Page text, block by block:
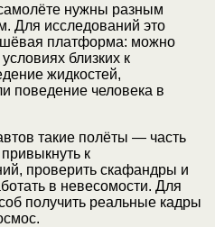
нужны разным
Для исследований это
платформа: можно
близких к
жидкостей,
поведение человека в
такие полёты — часть
к
проверить скафандры и
в невесомости. Для
получить реальные кадры